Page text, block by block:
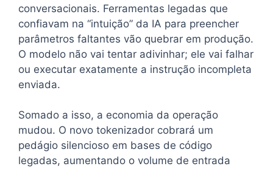
conversacionais. Ferramentas legadas que
confiavam na “intuição” da IA para preencher
parâmetros faltantes vão quebrar em produção.
O modelo não vai tentar adivinhar; ele vai falhar
ou executar exatamente a instrução incompleta
enviada.
Somado a isso, a economia da operação
mudou. O novo tokenizador cobrará um
pedágio silencioso em bases de código
legadas, aumentando o volume de entrada